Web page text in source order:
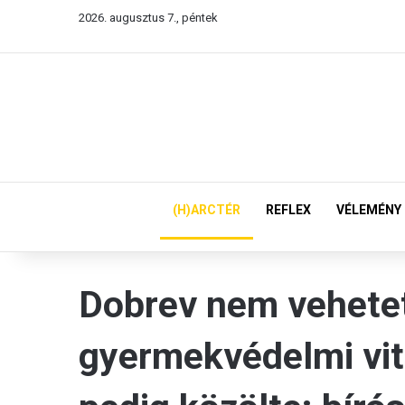
2026. augusztus 7., péntek
(H)ARCTÉR REFLEX VÉLEMÉNY
Dobrev nem
gyermekvédelmi